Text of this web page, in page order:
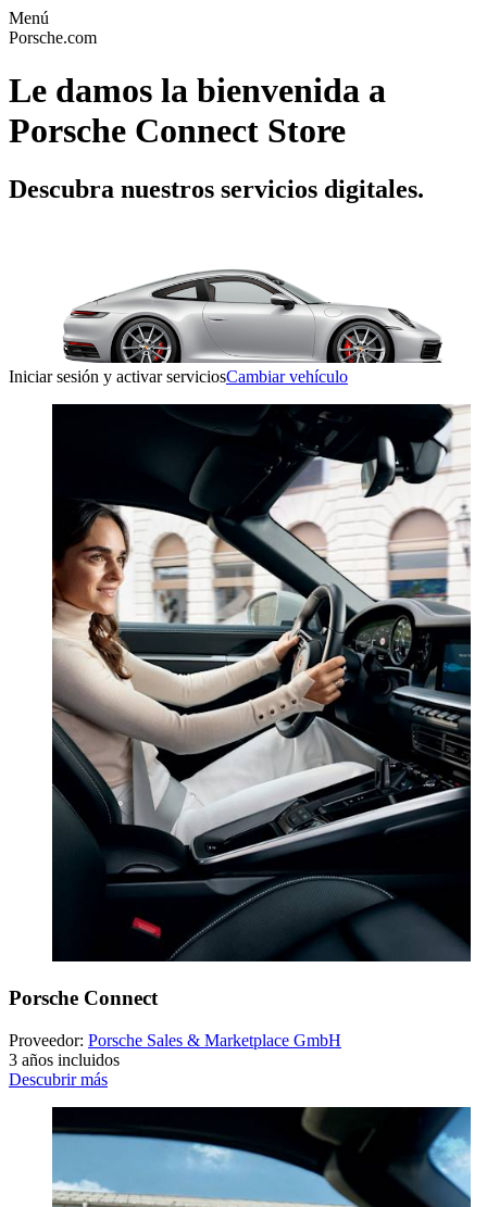
Menú
Porsche.com
Le damos la bienvenida a
Porsche Connect Store
Descubra nuestros servicios digitales.
Iniciar sesión y activar serviciosCambiar vehículo
Porsche Connect
Proveedor: Porsche Sales & Marketplace GmbH
3 años incluidos
Descubrir más